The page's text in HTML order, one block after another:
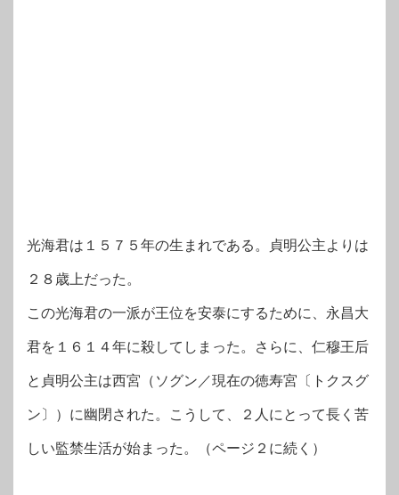
光海君は１５７５年の生まれである。貞明公主よりは
２８歳上だった。
この光海君の一派が王位を安泰にするために、永昌大
君を１６１４年に殺してしまった。さらに、仁穆王后
と貞明公主は西宮（ソグン／現在の徳寿宮〔トクスグ
ン〕）に幽閉された。こうして、２人にとって長く苦
しい監禁生活が始まった。（ページ２に続く）